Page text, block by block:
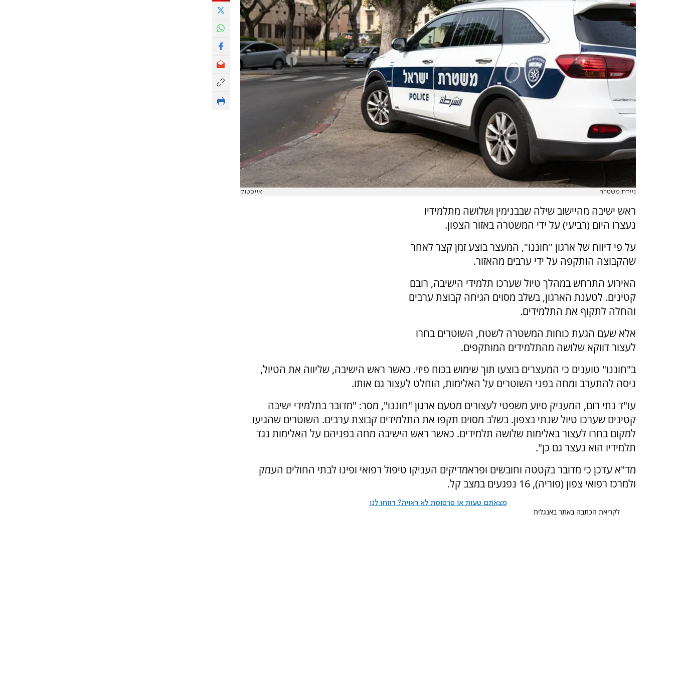
ניידת משטרה אייסטוק
ראש ישיבה מהיישוב שילה שבבנימין ושלושה מתלמידיו
נעצרו היום (רביעי) על ידי המשטרה באזור הצפון.
על פי דיווח של ארגון "חוננו", המעצר בוצע זמן קצר לאחר
שהקבוצה הותקפה על ידי ערבים מהאזור.
האירוע התרחש במהלך טיול שערכו תלמידי הישיבה, רובם
קטינים. לטענת הארגון, בשלב מסוים הגיחה קבוצת ערבים
והחלה לתקוף את התלמידים.
אלא שעם הגעת כוחות המשטרה לשטח, השוטרים בחרו
לעצור דווקא שלושה מהתלמידים המותקפים.
ב"חוננו" טוענים כי המעצרים בוצעו תוך שימוש בכוח פיזי. כאשר ראש הישיבה, שליווה את הטיול,
ניסה להתערב ומחה בפני השוטרים על האלימות, הוחלט לעצור גם אותו.
עו"ד נתי רום, המעניק סיוע משפטי לעצורים מטעם ארגון "חוננו", מסר: "מדובר בתלמידי ישיבה
קטינים שערכו טיול שנתי בצפון. בשלב מסוים תקפו את התלמידים קבוצת ערבים. השוטרים שהגיעו
למקום בחרו לעצור באלימות שלושה תלמידים. כאשר ראש הישיבה מחה בפניהם על האלימות נגד
תלמידיו הוא נעצר גם כן".
מד"א עדכן כי מדובר בקטטה וחובשים ופראמדיקים העניקו טיפול רפואי ופינו לבתי החולים העמק
ולמרכז רפואי צפון (פוריה), 16 נפגעים במצב קל.
מצאתם טעות או פרסומת לא ראויה? דווחו לנו
לקריאת הכתבה באתר באנגלית